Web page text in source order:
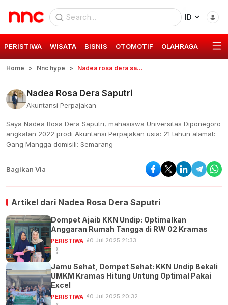
ID
PERISTIWA WISATA BISNIS OTOMOTIF OLAHRAGA GAYA
Home Nnc hype Nadea rosa dera saputri
Nadea Rosa Dera Saputri
Akuntansi Perpajakan
Saya Nadea Rosa Dera Saputri, mahasiswa Universitas Diponegoro
angkatan 2022 prodi Akuntansi Perpajakan usia: 21 tahun alamat:
Gang Mangga domisili: Semarang
Bagikan Via
Artikel dari Nadea Rosa Dera Saputri
Dompet Ajaib KKN Undip: Optimalkan
Anggaran Rumah Tangga di RW 02 Kramas
PERISTIWA 10 Jul 2025 21:33
Jamu Sehat, Dompet Sehat: KKN Undip Bekali
UMKM Kramas Hitung Untung Optimal Pakai
Excel
PERISTIWA 10 Jul 2025 20:32